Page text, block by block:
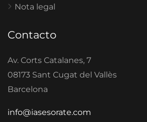
Nota legal
Contacto
Av. Corts Catalanes, 7
08173 Sant Cugat del Vallès
Barcelona
info@iasesorate.com